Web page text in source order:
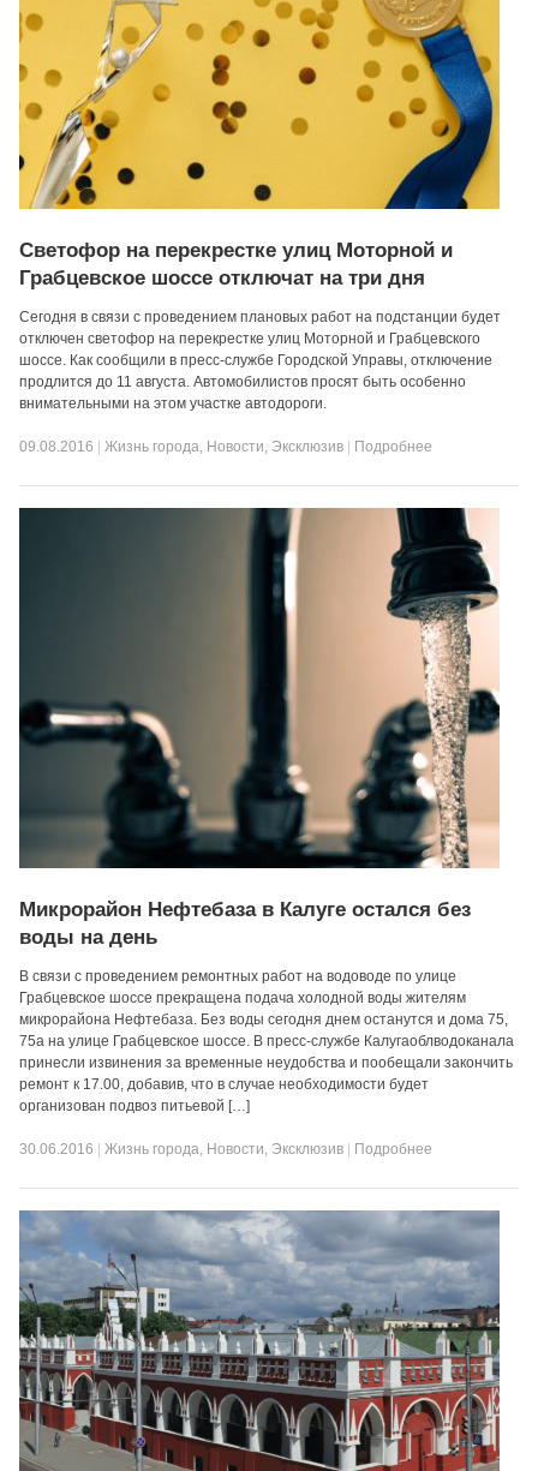
Светофор на перекрестке улиц Моторной и
Грабцевское шоссе отключат на три дня
Сегодня в связи с проведением плановых работ на подстанции будет
отключен светофор на перекрестке улиц Моторной и Грабцевского
шоссе. Как сообщили в пресс-службе Городской Управы, отключение
продлится до 11 августа. Автомобилистов просят быть особенно
внимательными на этом участке автодороги.
09.08.2016 |Жизнь города, Новости, Эксклюзив Подробнее
Микрорайон Нефтебаза в Калуге остался без
воды на день
В связи с проведением ремонтных работ на водоводе по улице
Грабцевское шоссе прекращена подача холодной воды жителям
микрорайона Нефтебаза. Без воды сегодня днем останутся и дома 75,
75а на улице Грабцевское шоссе. В пресс-службе Калугаоблводоканала
принесли извинения за временные неудобства и пообещали закончить
ремонт к 17.00, добавив, что в случае необходимости будет
организован подвоз питьевой […]
30.06.2016 |Жизнь города, Новости, Эксклюзив Подробнее